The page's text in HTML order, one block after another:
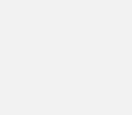
mais duas